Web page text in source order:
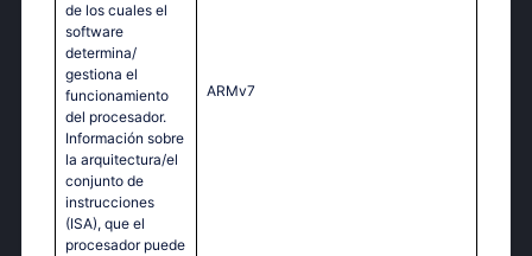
de los cuales el
software
determina/
gestiona el
funcionamiento
del procesador.
Información sobre
la arquitectura/el
conjunto de
instrucciones
(ISA), que el
procesador puede
ARMv7